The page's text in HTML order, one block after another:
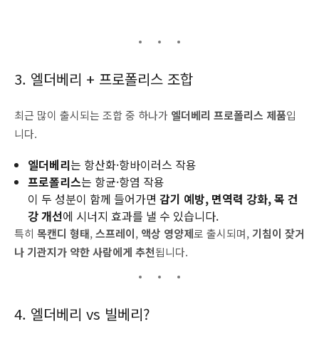
3. 엘더베리 + 프로폴리스 조합
최근 많이 출시되는 조합 중 하나가 엘더베리 프로폴리스 제품입
니다.
엘더베리는 항산화·항바이러스 작용
프로폴리스는 항균·항염 작용
이 두 성분이 함께 들어가면 감기 예방, 면역력 강화, 목 건
강 개선에 시너지 효과를 낼 수 있습니다.
특히 목캔디 형태,스프레이, 액상 영양제로 출시되며, 기침이 잦거
나 기관지가 약한 사람에게 추천됩니다.
4. 엘더베리 vs 빌베리?